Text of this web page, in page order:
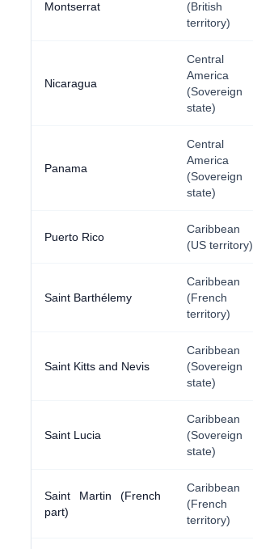
Montserrat
(British
territory)
Nicaragua
Central
America
(Sovereign
state)
Panama
Central
America
(Sovereign
state)
Puerto Rico
Caribbean
(US territory)
Saint Barthélemy
Caribbean
(French
territory)
Saint Kitts and Nevis
Caribbean
(Sovereign
state)
Saint Lucia
Caribbean
(Sovereign
state)
Saint Martin (French
part)
Caribbean
(French
territory)